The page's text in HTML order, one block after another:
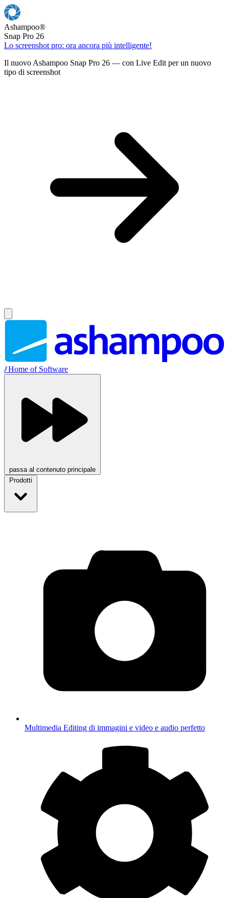
Ashampoo®
Snap Pro 26
Lo screenshot pro: ora ancora più intelligente!
Il nuovo Ashampoo Snap Pro 26 — con Live Edit per un nuovo
tipo di screenshot
//Home of Software
passa al contenuto principale
Prodotti
Multimedia Editing di immagini e video e audio perfetto